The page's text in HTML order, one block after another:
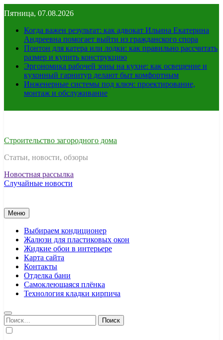
к
содержимому
Пятница, 07.08.2026
Когда важен результат: как адвокат Ильина Екатерина
Андреевна помогает выйти из гражданского спора
Понтон для катера или лодки: как правильно рассчитать
размер и купить конструкцию
Эргономика рабочей зоны на кухне: как освещение и
кухонный гарнитур делают быт комфортным
Инженерные системы под ключ: проектирование,
монтаж и обслуживание
Строительство загородного дома
Статьи, новости, обзоры
Новостная рассылка
Случайные новости
Меню
Выбираем кондиционер
Жалюзи для пластиковых окон
Жидкие обои в интерьере
Карта сайта
Контакты
Отделка бани
Самоклеющаяся плёнка
Технология кладки кирпича
Найти: